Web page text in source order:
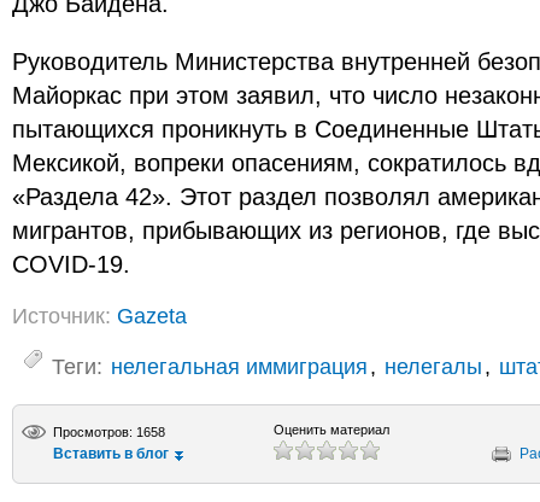
Руководитель Министерства внутренней
Майоркас при этом заявил, что число
пытающихся проникнуть в Соединенные
Мексикой, вопреки опасениям, сократилось
«Раздела 42». Этот раздел позволял
мигрантов, прибывающих из регионов, где
COVID-19.
Источник: Gazeta
Теги: нелегальная иммиграция, нелегалы,
Просмотров: 1658
Вставить в блог
Оценить материал